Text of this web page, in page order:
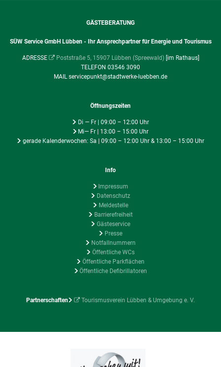
GÄSTEBERATUNG
SÜW Service GmbH Lübben - Ihr Ansprechpartner für Energie und Tourismus
ADRESSE Poststraße 5, 15907 Lübben (Spreewald) [im Rathaus]
TELEFON 03546 3090
MAIL servicepunkt@stadtwerke-luebben.de
Öffnungszeiten
Di — Fr | 09:00 – 12:00 Uhr
Mi— Fr | 13:00 – 15:00 Uhr
gerade Kalenderwochen: Sa | 09:00 – 12:00 Uhr & 13:00 – 15:00 Uhr
Info
Impressum
Datenschutz
Meldestelle
Barrierefreiheit
Gästeservice
Presse
Notfallnummern
Öffentliche WCs
Öffentliche Parkflächen
Öffentliche Defibrillatoren
Partnerschaften Tourismusverein Lübben & Umgebung e. V.